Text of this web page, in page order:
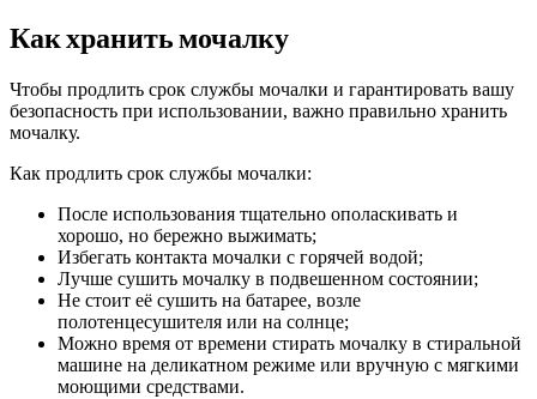
Как хранить мочалку
Чтобы продлить срок службы мочалки и гарантировать вашу
безопасность при использовании, важно правильно хранить
мочалку.
Как продлить срок службы мочалки:
После использования тщательно ополаскивать и
хорошо, но бережно выжимать;
Избегать контакта мочалки с горячей водой;
Лучше сушить мочалку в подвешенном состоянии;
Не стоит её сушить на батарее, возле
полотенцесушителя или на солнце;
Можно время от времени стирать мочалку в стиральной
машине на деликатном режиме или вручную с мягкими
моющими средствами.